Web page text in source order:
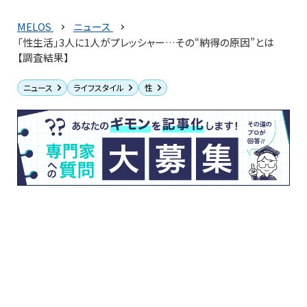
MELOS
ニュース
「性生活」3人に1人がプレッシャー…その“納得の原因”とは
【調査結果】
ニュース ライフスタイル 性